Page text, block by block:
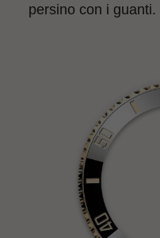
persino con i guanti.